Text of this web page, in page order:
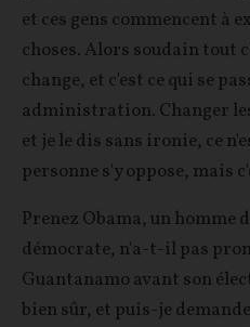
et ces gens commencent à
choses. Alors soudain tout
change, et c'est ce qui se
administration. Changer
et je le dis sans ironie, ce
personne s'y oppose, mais
Prenez Obama, un homme
démocrate, n'a-t-il pas
Guantanamo avant son
bien sûr, et puis-je